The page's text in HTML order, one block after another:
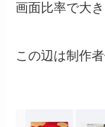
画面比率で大
この辺は制作